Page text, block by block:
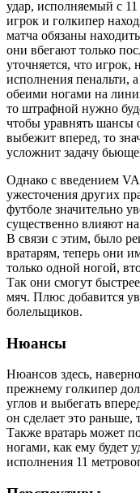
удар, исполняемый с
игрок и голкипер
матча обязаны
они вбегают только
уточняется, что игрок,
исполнения пенальти, а
обеими ногами на
то штрафной нужно
чтобы уравнять шансы
выбежит вперед, то
усложнит задачу
Однако с введением
ужесточения других
футболе значительно
существенно влияют
В связи с этим, было
вратарям, теперь они
только одной ногой,
Так они смогут
мяч. Плюс добавится
болельщиков.
Нюансы
Нюансов здесь,
прежнему голкипер
углов и выбегать
он сделает это раньше,
Также вратарь может
ногами, как ему будет
исполнения 11